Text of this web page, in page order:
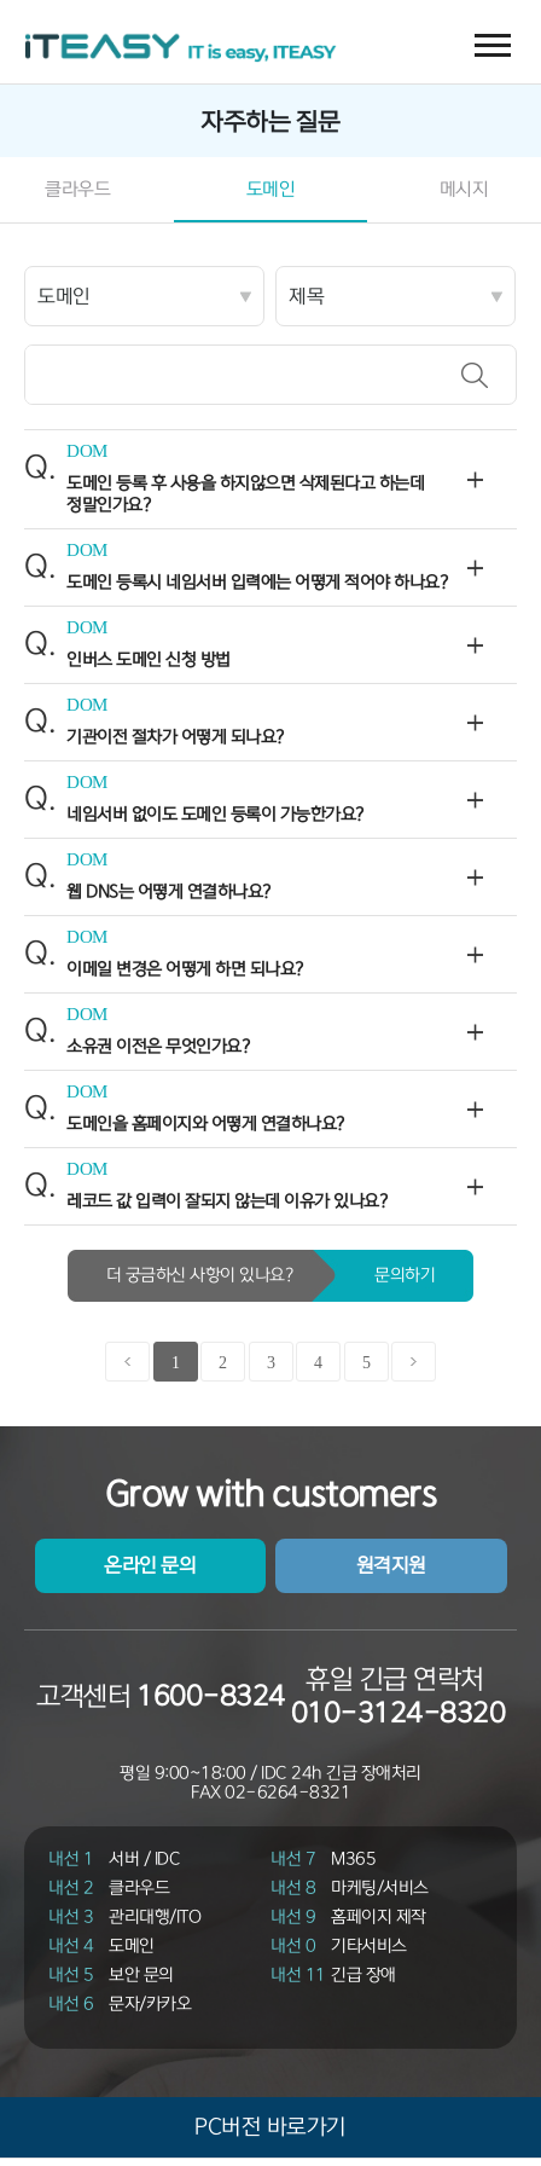
자주하는 질문
클라우드 도메인 메시지
Q.
DOM
도메인 등록 후 사용을 하지않으면 삭제된다고 하는데
정말인가요?
Q.
DOM
도메인 등록시 네임서버 입력에는 어떻게 적어야 하나요?
Q.
DOM
인버스 도메인 신청 방법
Q.
DOM
기관이전 절차가 어떻게 되나요?
Q.
DOM
네임서버 없이도 도메인 등록이 가능한가요?
Q.
DOM
웹 DNS는 어떻게 연결하나요?
Q.
DOM
이메일 변경은 어떻게 하면 되나요?
Q.
DOM
소유권 이전은 무엇인가요?
Q.
DOM
도메인을 홈페이지와 어떻게 연결하나요?
Q.
DOM
레코드 값 입력이 잘되지 않는데 이유가 있나요?
더 궁금하신 사항이 있나요? 문의하기
1 2 3 4 5
Grow with customers
온라인 문의 원격지원
고객센터 1600-8324
휴일 긴급 연락처
010-3124-8320
평일 9:00~18:00 / IDC 24h 긴급 장애처리
FAX02-6264-8321
내선 1 서버 / IDC 내선 7
M365
내선 2
클라우드 내선 8
마케팅/서비스
내선 3
관리대행/ITO 내선 9
홈페이지 제작
내선 4
도메인 내선 0
기타서비스
내선 5
보안 문의 내선 11 긴급 장애
내선 6
문자/카카오
PC버전 바로가기